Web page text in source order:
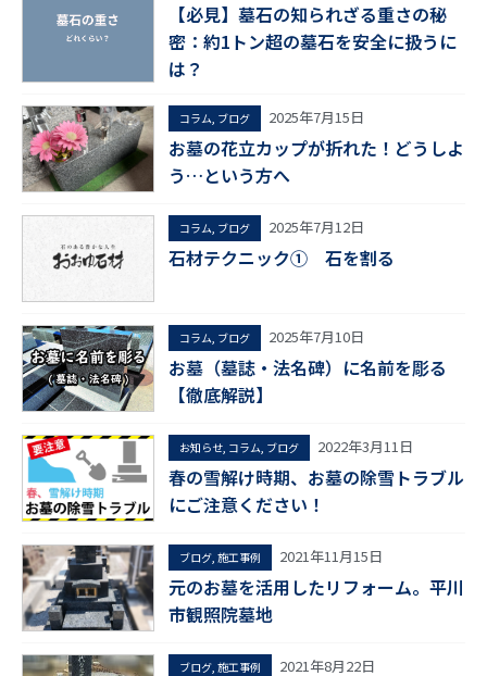
【必見】墓石の知られざる重さの秘
密：約1トン超の墓石を安全に扱うに
は？
コラム, ブログ 2025年7月15日
お墓の花立カップが折れた！どうしよ
う…という方へ
コラム, ブログ 2025年7月12日
石材テクニック① 石を割る
コラム, ブログ 2025年7月10日
お墓（墓誌・法名碑）に名前を彫る
【徹底解説】
お知らせ, コラム, ブログ 2022年3月11日
春の雪解け時期、お墓の除雪トラブル
にご注意ください！
ブログ,施工事例 2021年11月15日
元のお墓を活用したリフォーム。平川
市観照院墓地
ブログ,施工事例 2021年8月22日